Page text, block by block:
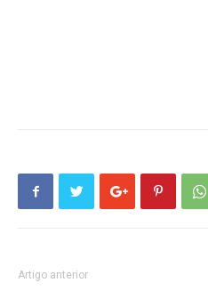
Artigo anterior